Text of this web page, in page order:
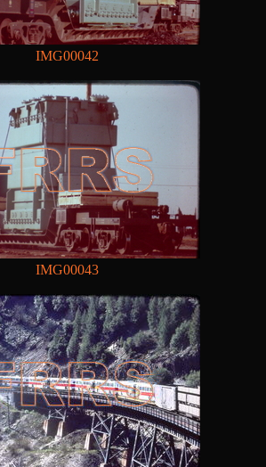
IMG00042
IMG00043